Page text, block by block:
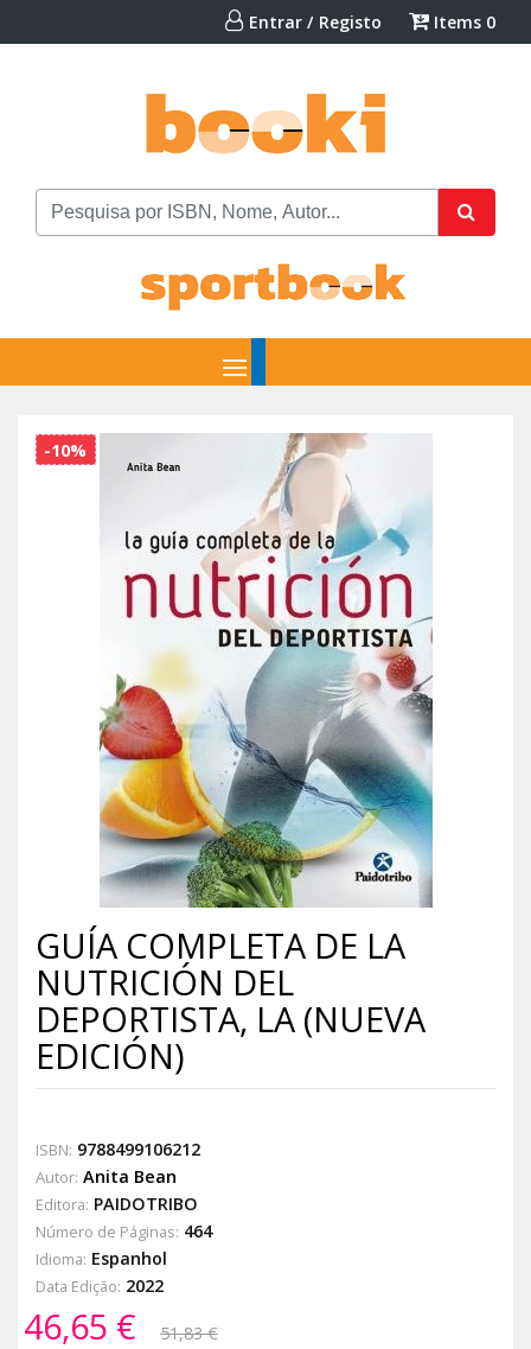
Entrar / Registo Items 0
-10%
GUÍA COMPLETA DE LA
NUTRICIÓN DEL
DEPORTISTA, LA (NUEVA
EDICIÓN)
ISBN: 9788499106212
Autor: Anita Bean
Editora: PAIDOTRIBO
Número de Páginas: 464
Idioma: Espanhol
Data Edição: 2022
46,65 €
51,83 €